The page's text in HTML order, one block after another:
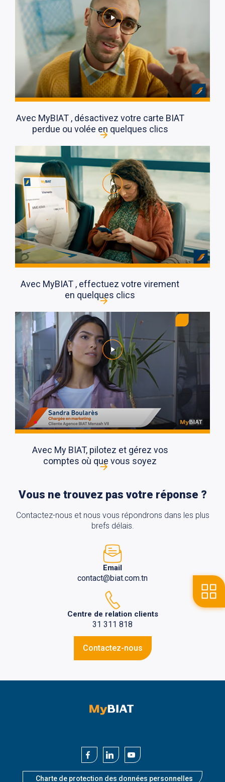
Avec MyBIAT , désactivez votre carte BIAT
perdue ou volée en quelques clics
Avec MyBIAT , effectuez votre virement
en quelques clics
Avec My BIAT, pilotez et gérez vos
comptes où que vous soyez
Vous ne trouvez pas votre réponse ?
Contactez-nous et nous vous répondrons dans les plus
brefs délais.
Email
contact@biat.com.tn
Centre de relation clients
31 311 818
Contactez-nous
Charte de protection des données personnelles